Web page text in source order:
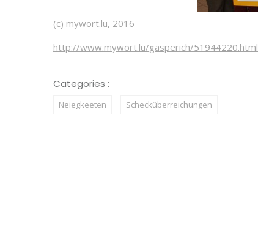
(c) mywort.lu, 2016
http://www.mywort.lu/gasperich/51944220.html
Categories :
Neiegkeeten Schecküberreichungen